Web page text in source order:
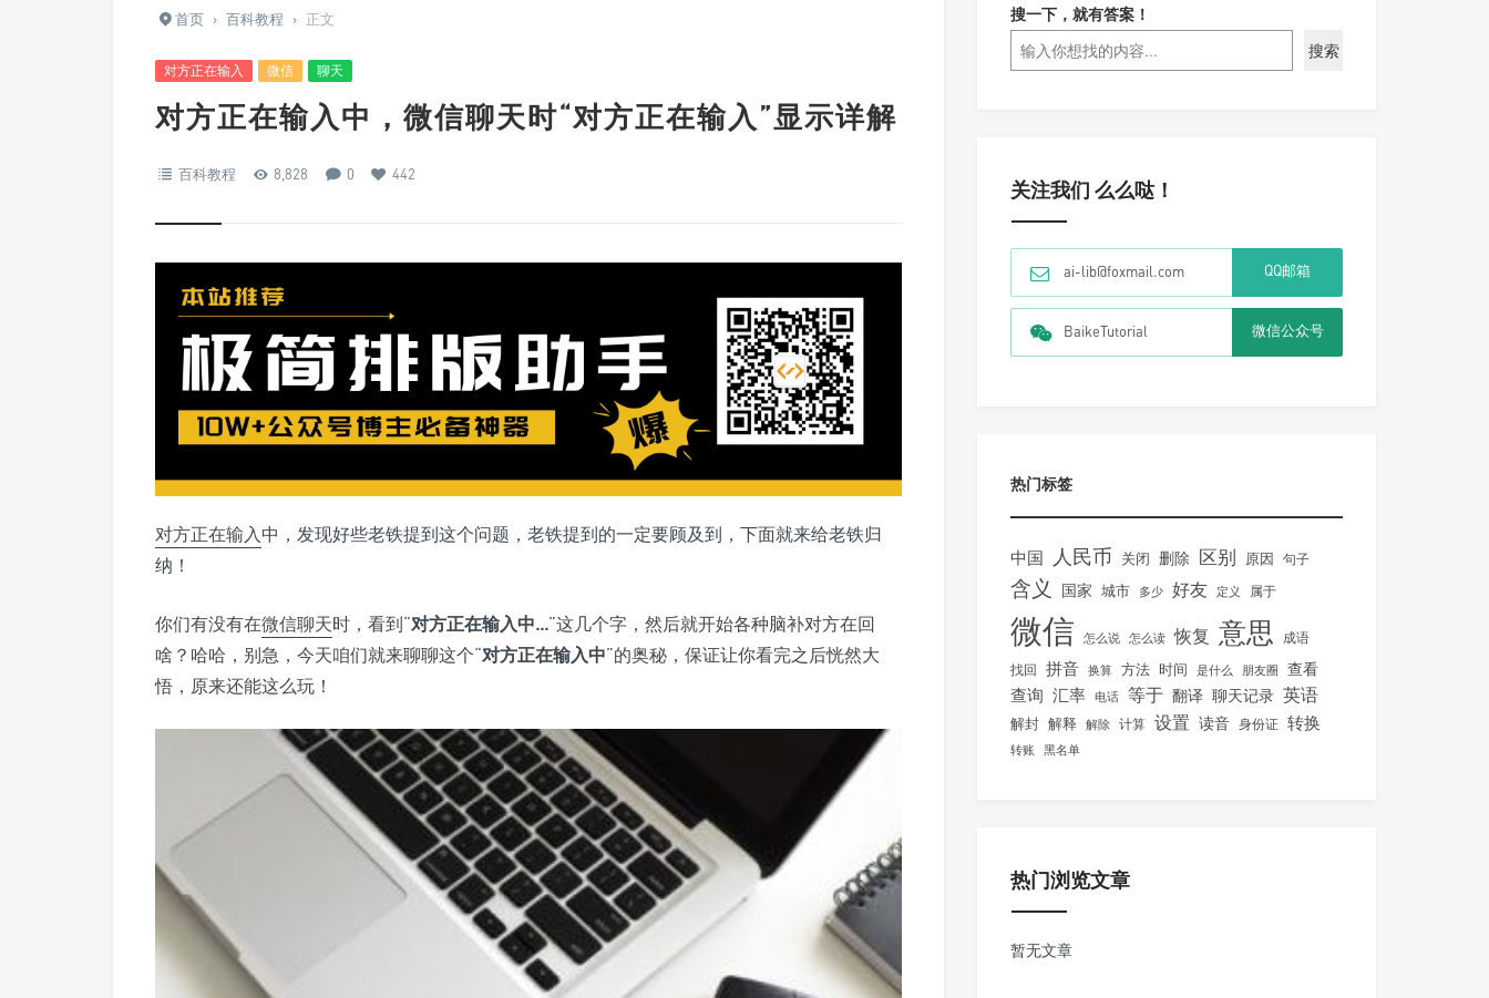
首页 › 百科教程 › 正文
对方正在输入 微信 聊天
对方正在输入中，微信聊天时“对方正在输入”显示详解
百科教程 8,828 0 442
对方正在输入 中，发现好些老铁提到这个问题，老铁提到的一定要顾及到，下面就来给老铁归
纳！
你们有没有在微信聊天时，看到“对方正在输入中...”这几个字，然后就开始各种脑补对方在回
啥？哈哈，别急，今天咱们就来聊聊这个“对方正在输入中”的奥秘，保证让你看完之后恍然大
悟，原来还能这么玩！
搜一下，就有答案！
搜索
关注我们 么么哒！
ai-lib@foxmail.com QQ邮箱
BaikeTutorial 微信公众号
热门标签
中国 人民币 关闭 删除 区别 原因 句子
含义 国家 城市 多少 好友 定义 属于
微信 怎么说 怎么读 恢复 意思 成语
找回 拼音 换算 方法 时间 是什么 朋友圈 查看
查询 汇率 电话 等于 翻译 聊天记录 英语
解封 解释 解除 计算 设置 读音 身份证 转换
转账 黑名单
热门浏览文章
暂无文章